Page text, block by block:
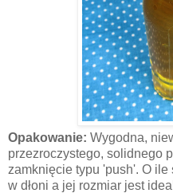
Opakowanie: Wygodna,
przezroczystego, solidnego
zamknięcie typu 'push'. O
w dłoni a jej rozmiar jest